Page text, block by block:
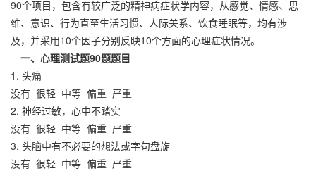
90个项目，包含有较广泛的精神病症状学内容，从感觉、情感、思
维、意识、行为直至生活习惯、人际关系、饮食睡眠等，均有涉
及，并采用10个因子分别反映10个方面的心理症状情况。
一、心理测试题90题题目
1. 头痛
没有 很轻 中等 偏重 严重
2. 神经过敏，心中不踏实
没有 很轻 中等 偏重 严重
3. 头脑中有不必要的想法或字句盘旋
没有 很轻 中等 偏重 严重